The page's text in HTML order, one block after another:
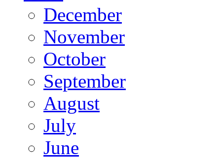
December
November
October
September
August
July
June